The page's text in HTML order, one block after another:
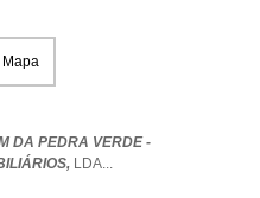
Mapa
DA PEDRA VERDE -
LDA...